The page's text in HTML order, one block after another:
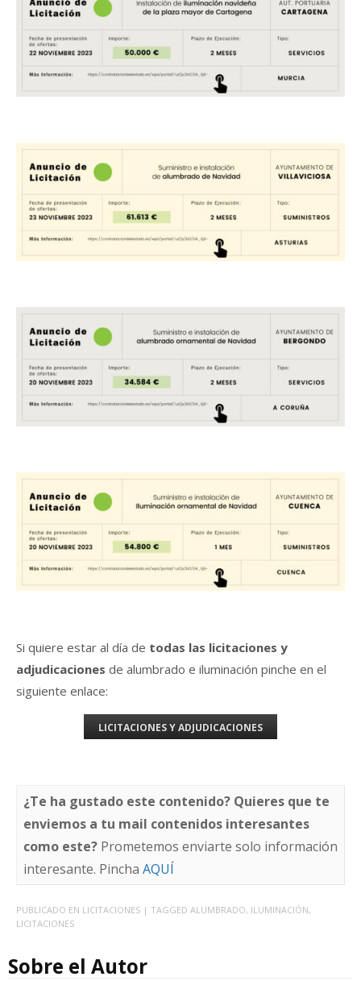
Si quiere estar al día de todas las licitaciones y
adjudicaciones de alumbrado e iluminación pinche en el
siguiente enlace:
LICITACIONES Y ADJUDICACIONES
¿Te ha gustado este contenido? Quieres que te
enviemos a tu mail contenidos interesantes
como este? Prometemos enviarte solo información
interesante. Pincha AQUÍ
PUBLICADO EN LICITACIONES | TAGGED ALUMBRADO, ILUMINACIÓN,
LICITACIONES
Sobre el Autor